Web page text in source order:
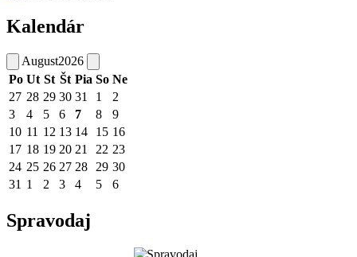
Kalendár
August2026
Po Ut St Št Pia So Ne
27 28 29 30 31 1
2
3
4 5 6 7 8
9
10 11 12 13 14 15 16
17 18 19 20 21 22 23
24 25 26 27 28 29 30
31 1 2 3 4 5 6
Spravodaj